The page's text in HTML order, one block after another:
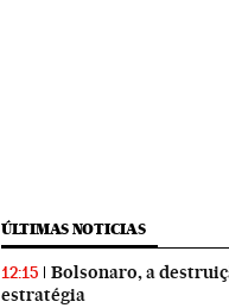
ÚLTIMAS NOTICIAS
12:15
Bolsonaro, a
estratégia